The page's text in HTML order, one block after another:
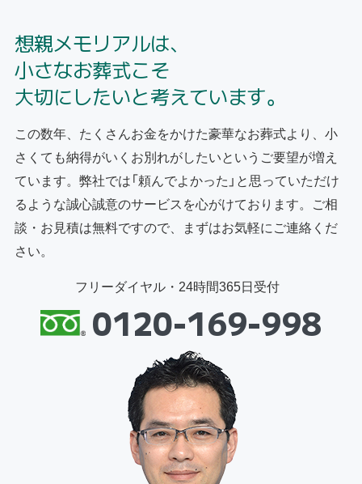
想親メモリアルは、
小さなお葬式こそ
大切にしたいと考えています。
この数年、たくさんお金をかけた豪華なお葬式より、小
さくても納得がいくお別れがしたいというご要望が増え
ています。弊社では「頼んでよかった」と思っていただけ
るような誠心誠意のサービスを心がけております。ご相
談・お見積は無料ですので、まずはお気軽にご連絡くだ
さい。
フリーダイヤル・24時間365日受付
0120-169-998